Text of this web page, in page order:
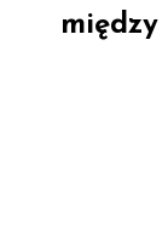
między